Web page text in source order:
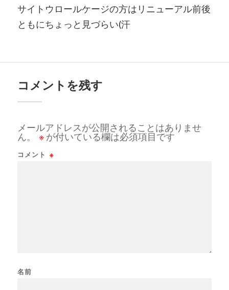
サイトウロールケージの方はリニューアル前後
ともにちょっと見づらい(汗
コメントを残す
メールアドレスが公開されることはありませ
ん。
※ が付いている欄は必須項目です
コメント ※
名前